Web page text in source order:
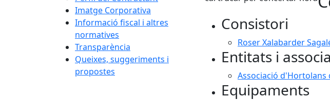
Imatge Corporativa
Informació fiscal i altres
normatives
Transparència
Queixes, suggeriments i
propostes
Consistori
Roser Xalabarder
Entitats i
Associació d'Hortolans
Equipaments